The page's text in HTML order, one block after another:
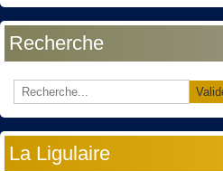
Recherche
La Ligulaire